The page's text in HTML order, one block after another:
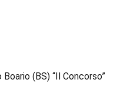
(BS) “Il Concorso”